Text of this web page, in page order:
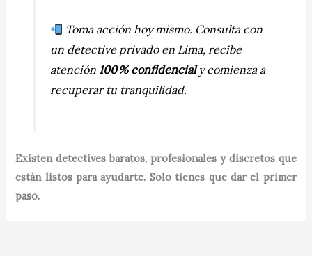
Toma acción hoy mismo. Consulta con
un detective privado en Lima, recibe
atención 100 % confidencialy comienza a
recuperar tu tranquilidad.
Existen detectives baratos, profesionales y discretos que
están listos para ayudarte. Solo tienes que dar el primer
paso.